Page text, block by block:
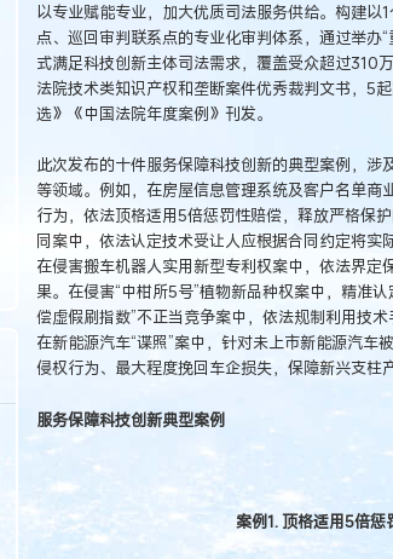
以专业赋能专业，加大优质司法服务供给。构建
点、巡回审判联系点的专业化审判体系，通过举办
式满足科技创新主体司法需求，覆盖受众超过310
法院技术类知识产权和垄断案件优秀裁判文书，5
选》《中国法院年度案例》刊发。
此次发布的十件服务保障科技创新的典型案例，
等领域。例如，在房屋信息管理系统及客户名单
行为，依法顶格适用5倍惩罚性赔偿，释放严格保
同案中，依法认定技术受让人应根据合同约定将实
在侵害搬车机器人实用新型专利权案中，依法界
果。在侵害“中柑所5号”植物新品种权案中，精准
偿虚假刷指数”不正当竞争案中，依法规制利用技
在新能源汽车“谍照”案中，针对未上市新能源汽
侵权行为、最大程度挽回车企损失，保障新兴支柱
服务保障科技创新典型案例
案例1. 顶格适用5倍惩